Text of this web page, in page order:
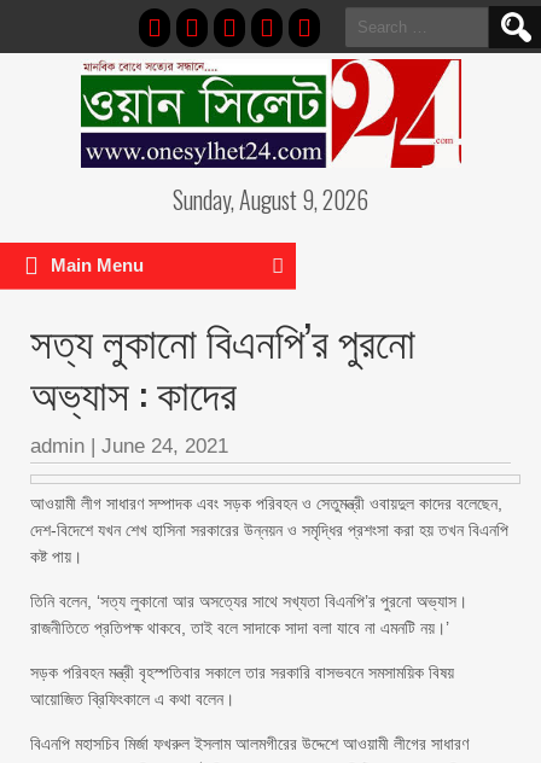
Search
for:
Sunday, August 9, 2026
Main Menu
সত্য লুকানো বিএনপি’র পুরনো
অভ্যাস : কাদের
admin | June 24, 2021
আওয়ামী লীগ সাধারণ সম্পাদক এবং সড়ক পরিবহন ও সেতুমন্ত্রী ওবায়দুল কাদের বলেছেন,
দেশ-বিদেশে যখন শেখ হাসিনা সরকারের উন্নয়ন ও সমৃদ্ধির প্রশংসা করা হয় তখন বিএনপি
কষ্ট পায়।
তিনি বলেন, ‘সত্য লুকানো আর অসত্যের সাথে সখ্যতা বিএনপি’র পুরনো অভ্যাস।
রাজনীতিতে প্রতিপক্ষ থাকবে, তাই বলে সাদাকে সাদা বলা যাবে না এমনটি নয়।’
সড়ক পরিবহন মন্ত্রী বৃহস্পতিবার সকালে তার সরকারি বাসভবনে সমসাময়িক বিষয়
আয়োজিত ব্রিফিংকালে এ কথা বলেন।
বিএনপি মহাসচিব মির্জা ফখরুল ইসলাম আলমগীরের উদ্দেশে আওয়ামী লীগের সাধারণ